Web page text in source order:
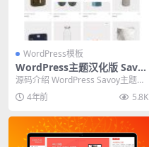
WordPress模板
WordPress主题汉化版 Savo
y V2.3.3极简电商外贸商城主
题_源码下载
源码介绍 WordPress Savoy主题汉
化版，一款极简主义的AJAX Wo...
4年前 5.8K